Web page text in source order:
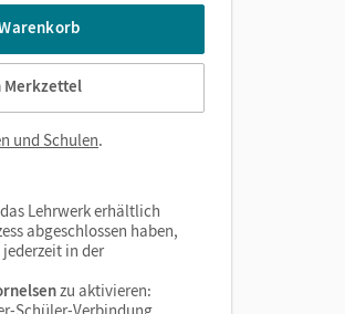
Merkzettel
und Schulen.
Lehrwerk erhältlich
abgeschlossen haben,
in der
zu aktivieren: